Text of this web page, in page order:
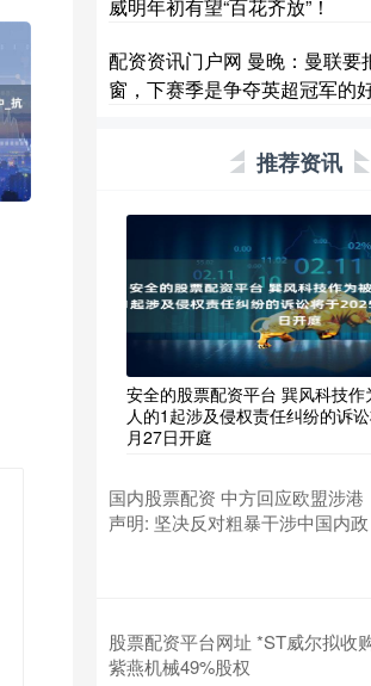
威明年初有望“百花齐放”！
配资资讯门户网 曼晚：曼联要
窗，下赛季是争夺英超冠军的
推荐资讯
安全的股票配资平台 巽风科技
人的1起涉及侵权责任纠纷的诉
月27日开庭
国内股票配资 中方回应欧盟涉港
声明: 坚决反对粗暴干涉中国内政
股票配资平台网址 *ST威尔拟收
紫燕机械49%股权